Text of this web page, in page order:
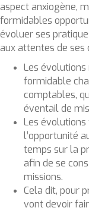
aspect anxiogène,
formidables
évoluer ses
aux attentes de ses
Les
formidable
comptables,
éventail de
Les
l’opportunité
temps sur la
afin de se
missions.
Cela dit, pour
vont devoir